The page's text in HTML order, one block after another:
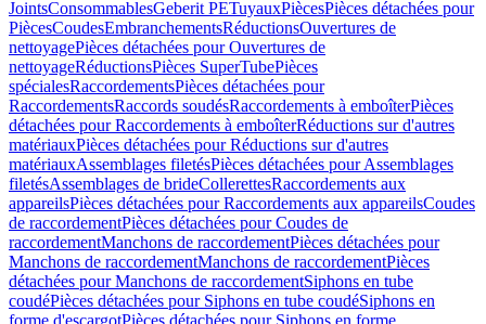
JointsConsommablesGeberit PETuyauxPiècesPièces détachées pour
PiècesCoudesEmbranchementsRéductionsOuvertures de
nettoyagePièces détachées pour Ouvertures de
nettoyageRéductionsPièces SuperTubePièces
spécialesRaccordementsPièces détachées pour
RaccordementsRaccords soudésRaccordements à emboîterPièces
détachées pour Raccordements à emboîterRéductions sur d'autres
matériauxPièces détachées pour Réductions sur d'autres
matériauxAssemblages filetésPièces détachées pour Assemblages
filetésAssemblages de brideCollerettesRaccordements aux
appareilsPièces détachées pour Raccordements aux appareilsCoudes
de raccordementPièces détachées pour Coudes de
raccordementManchons de raccordementPièces détachées pour
Manchons de raccordementManchons de raccordementPièces
détachées pour Manchons de raccordementSiphons en tube
coudéPièces détachées pour Siphons en tube coudéSiphons en
forme d'escargotPièces détachées pour Siphons en forme